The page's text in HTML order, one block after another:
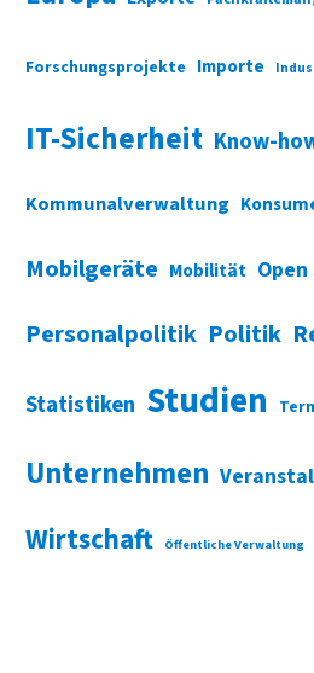
Forschungsprojekte Importe
IT-Sicherheit Know-
Kommunalverwaltung
Mobilgeräte Mobilität
Personalpolitik Politik
Statistiken Studien
Unternehmen
Wirtschaft Öffentliche Verwaltung